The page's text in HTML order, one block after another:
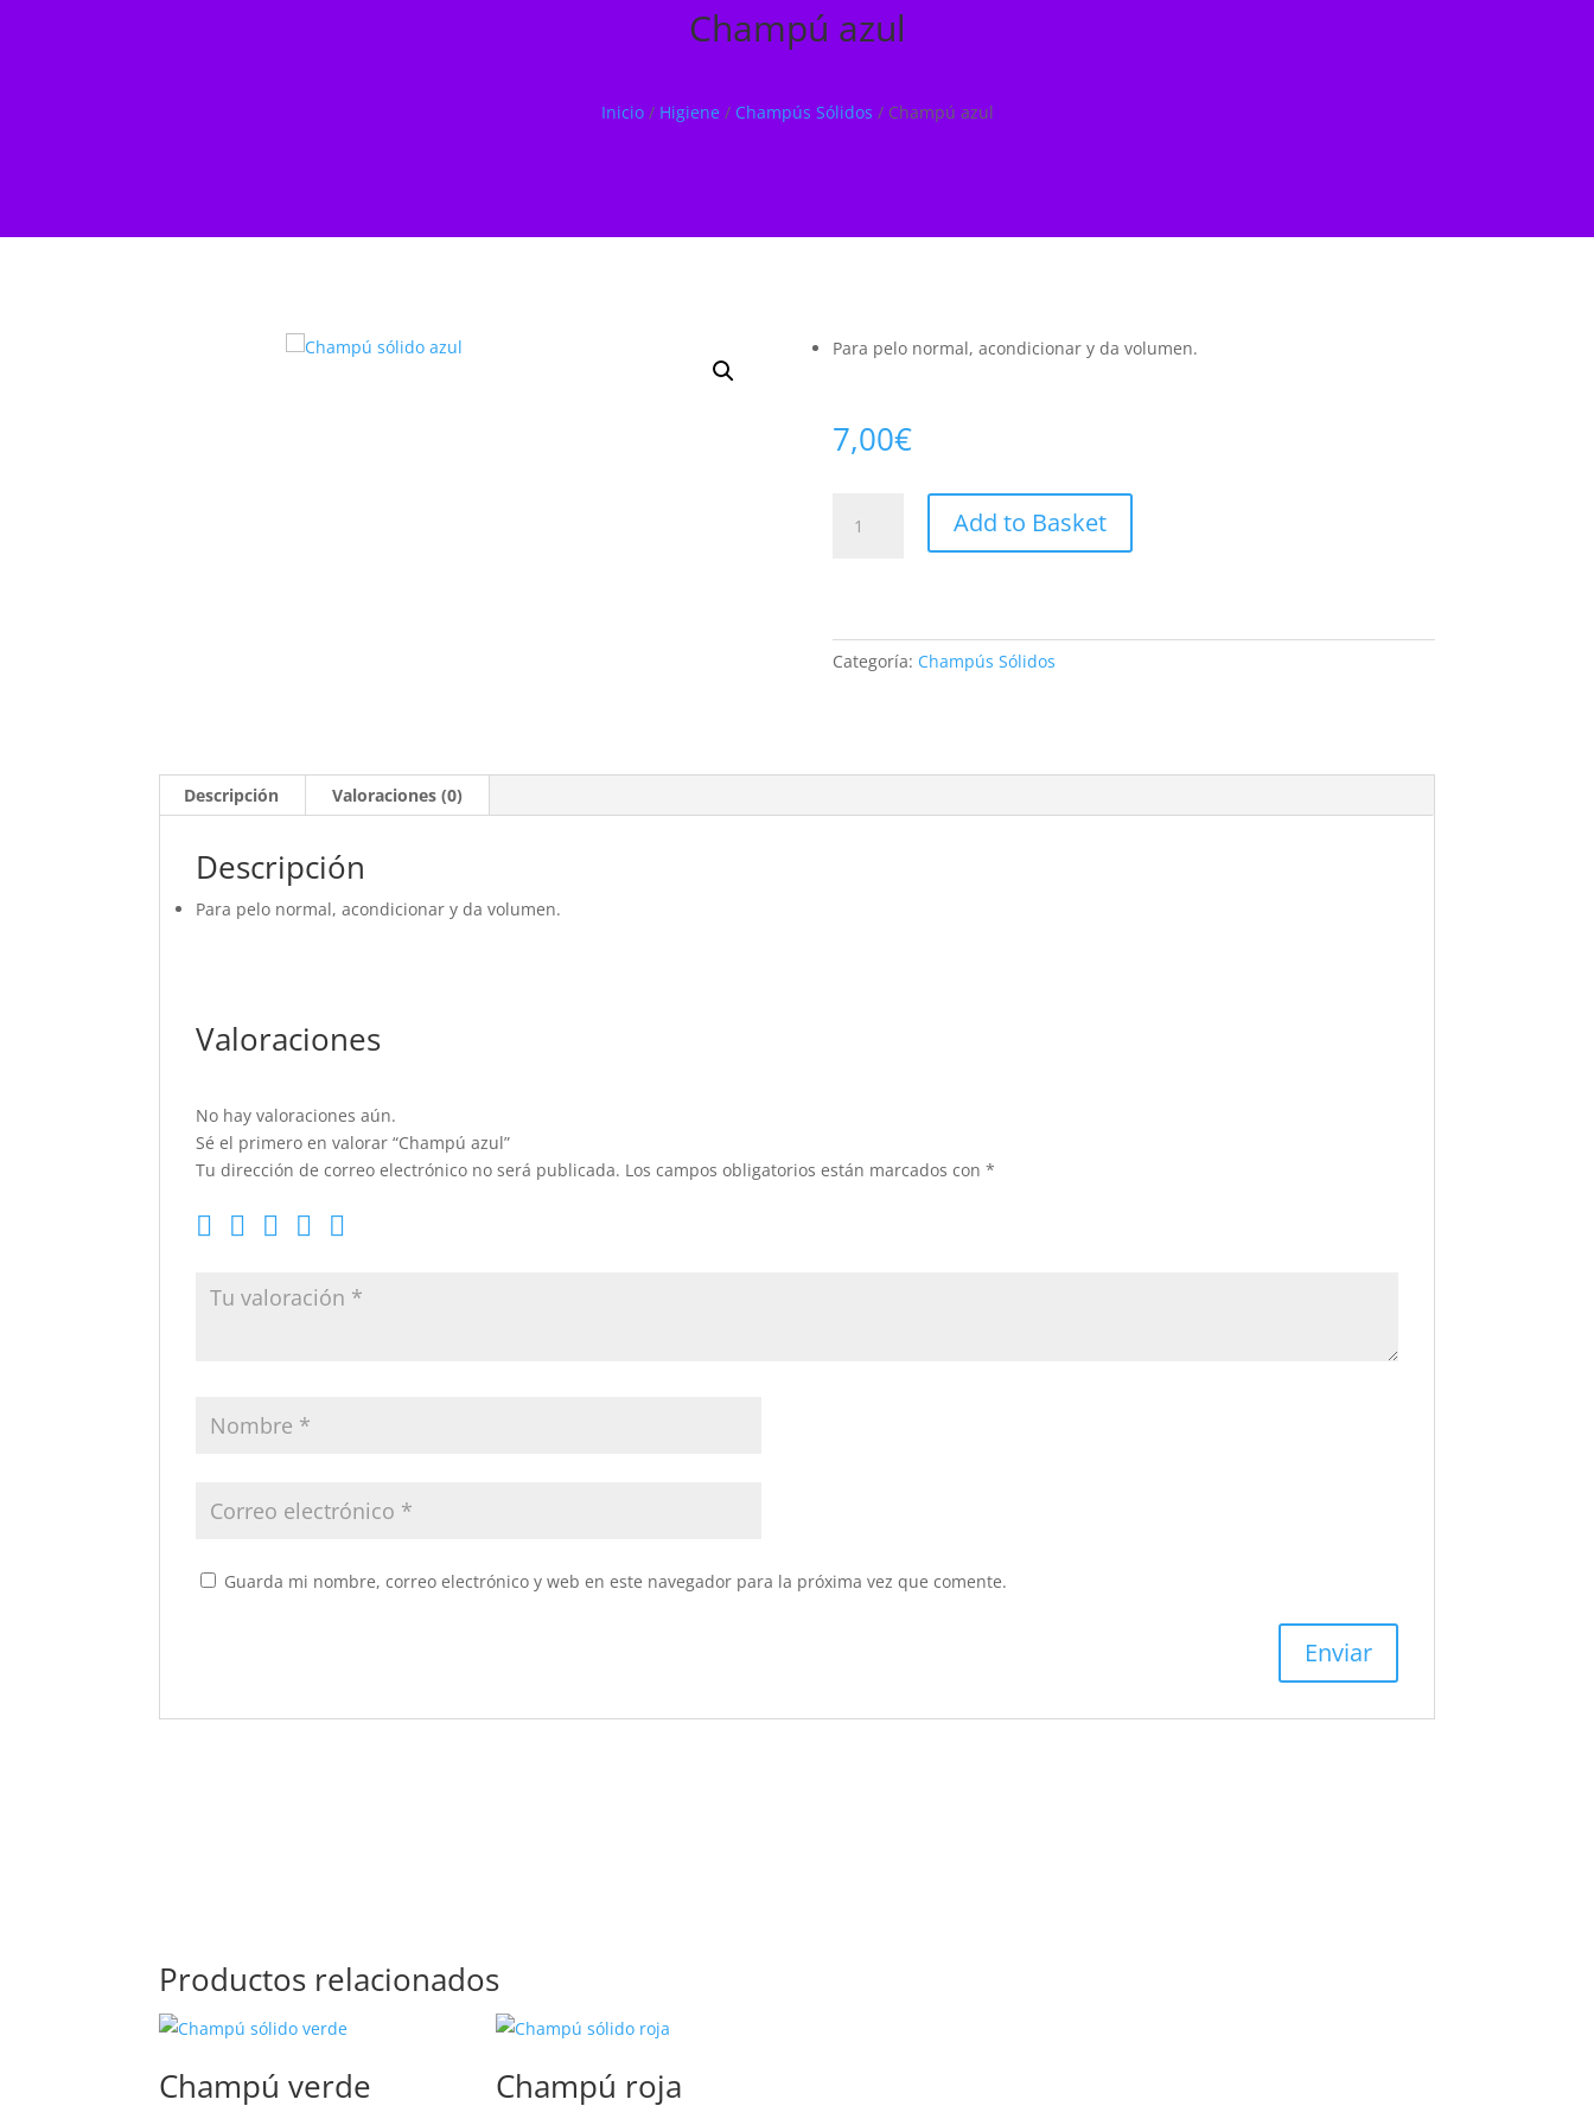
Champú azul
Inicio/ Higiene / Champús Sólidos / Champú azul
Para pelo normal, acondicionar y da volumen.
7,00€
azul
Add to Basket
Categoría: Champús Sólidos
Descripción Valoraciones (0)
Descripción
Para pelo normal, acondicionar y da volumen.
Valoraciones
No hay valoraciones aún.
Sé el primero en valorar “Champú azul”
Tu dirección de correo electrónico no será publicada. Los campos obligatorios están marcados con*
Guarda mi nombre, correo electrónico y web en este navegador para la próxima vez que comente.
Productos relacionados
Champú verde Champú roja